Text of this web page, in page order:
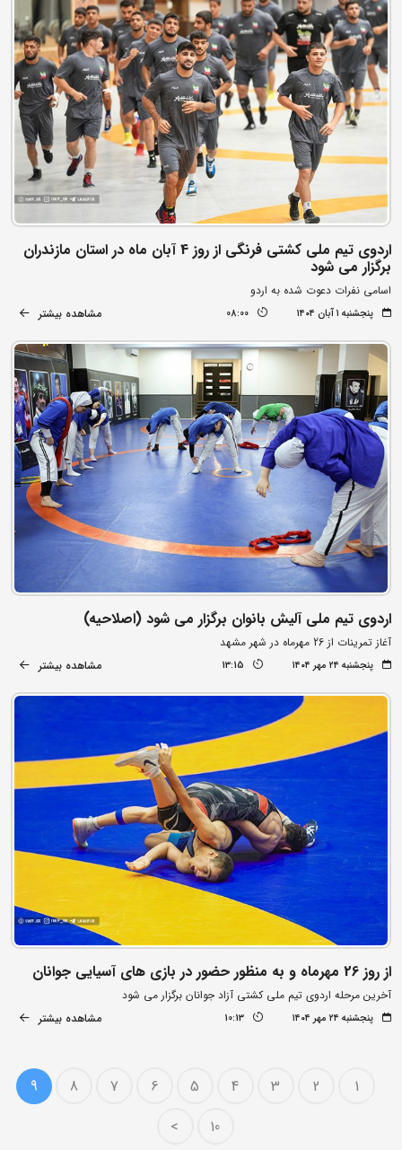
اردوی تیم ملی کشتی فرنگی از روز 4 آبان ماه در استان مازندران
برگزار می شود
اسامی نفرات دعوت شده به اردو
پنجشنبه ۱ آبان ۱۴۰۴ 08:00 مشاهده بیشتر
اردوی تیم ملی آلیش بانوان برگزار می شود (اصلاحیه)
آغاز تمرینات از 26 مهرماه در شهر مشهد
پنجشنبه ۲۴ مهر ۱۴۰۴ 13:15 مشاهده بیشتر
از روز 26 مهرماه و به منظور حضور در بازی های آسیایی جوانان
آخرین مرحله اردوی تیم ملی کشتی آزاد جوانان برگزار می شود
پنجشنبه ۲۴ مهر ۱۴۰۴ 10:13 مشاهده بیشتر
1
2
3
4
5
6
7
8
9
10
>